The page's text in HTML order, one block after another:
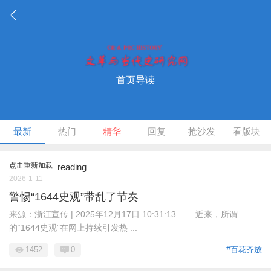
首页导读
最新 热门 精华 回复 抢沙发 看版块
点击重新加载 reading
2026-1-11
警惕“1644史观”带乱了节奏
来源：浙江宣传 | 2025年12月17日 10:31:13 近来，所谓
的“1644史观”在网上持续引发热 ...
#百花齐放
1452 0